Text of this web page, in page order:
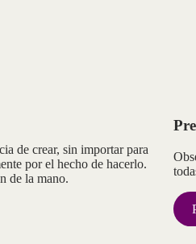
de crear, sin importar para
por el hecho de hacerlo.
de la mano.